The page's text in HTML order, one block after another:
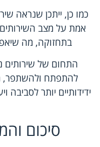
כמו כן, ייתכן שנראה
אמת על מצב
בתחזוקה, מה
התחום של שירותים
להתפתח ולהשתפר,
ידידותיים יותר לסביבה
סיכום